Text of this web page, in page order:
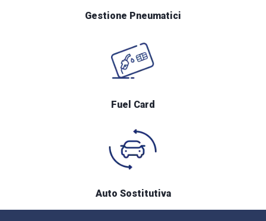
Gestione Pneumatici
Fuel Card
Auto Sostitutiva